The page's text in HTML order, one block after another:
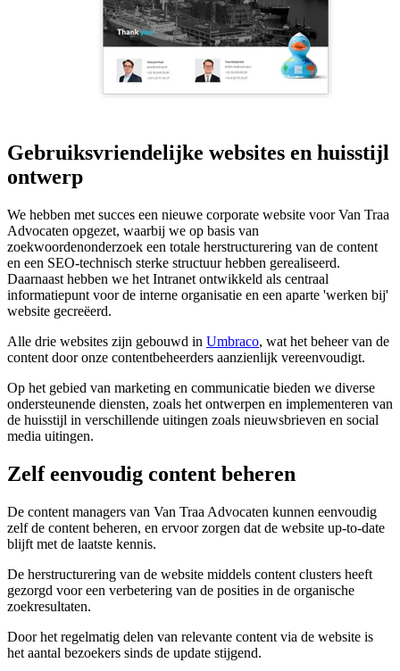
Gebruiksvriendelijke websites en huisstijl
ontwerp
We hebben met succes een nieuwe corporate website voor Van Traa
Advocaten opgezet, waarbij we op basis van
zoekwoordenonderzoek een totale herstructurering van de content
en een SEO-technisch sterke structuur hebben gerealiseerd.
Daarnaast hebben we het Intranet ontwikkeld als centraal
informatiepunt voor de interne organisatie en een aparte 'werken bij'
website gecreëerd.
Alle drie websites zijn gebouwd in Umbraco, wat het beheer van de
content door onze contentbeheerders aanzienlijk vereenvoudigt.
Op het gebied van marketing en communicatie bieden we diverse
ondersteunende diensten, zoals het ontwerpen en implementeren van
de huisstijl in verschillende uitingen zoals nieuwsbrieven en social
media uitingen.
Zelf eenvoudig content beheren
De content managers van Van Traa Advocaten kunnen eenvoudig
zelf de content beheren, en ervoor zorgen dat de website up-to-date
blijft met de laatste kennis.
De herstructurering van de website middels content clusters heeft
gezorgd voor een verbetering van de posities in de organische
zoekresultaten.
Door het regelmatig delen van relevante content via de website is
het aantal bezoekers sinds de update stijgend.